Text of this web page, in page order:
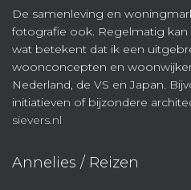
De samenleving en
fotografie ook. Regelmatig
wat betekent dat ik een
woonconcepten en
Nederland, de VS en Japan.
initiatieven of bijzondere
sievers.nl
Annelies / Reizen